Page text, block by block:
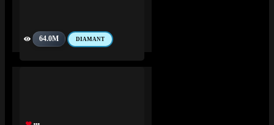
64.0M DIAMANT